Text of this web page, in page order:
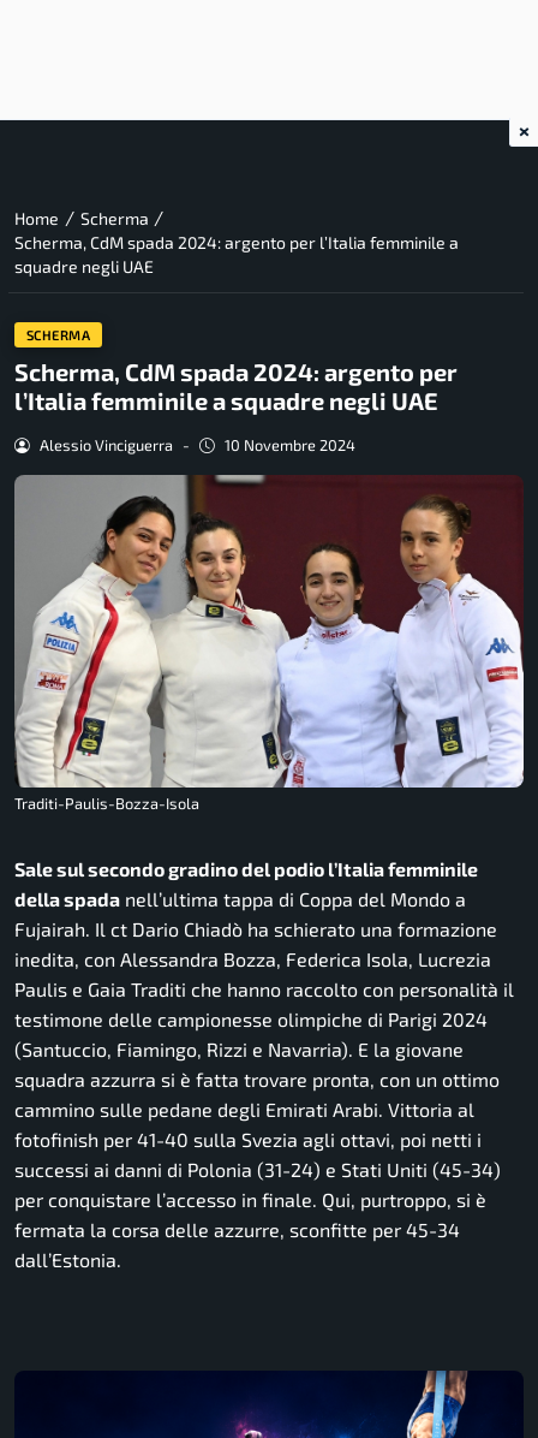
Home / Scherma /
Scherma, CdM spada 2024: argento per l’Italia femminile a
squadre negli UAE
SCHERMA
Scherma, CdM spada 2024: argento per
l’Italia femminile a squadre negli UAE
Alessio Vinciguerra - 10 Novembre 2024
Traditi-Paulis-Bozza-Isola
Sale sul secondo gradino del podio l’Italia femminile
della spada nell’ultima tappa di Coppa del Mondo a
Fujairah. Il ct Dario Chiadò ha schierato una formazione
inedita, con Alessandra Bozza, Federica Isola, Lucrezia
Paulis e Gaia Traditi che hanno raccolto con personalità il
testimone delle campionesse olimpiche di Parigi 2024
(Santuccio, Fiamingo, Rizzi e Navarria). E la giovane
squadra azzurra si è fatta trovare pronta, con un ottimo
cammino sulle pedane degli Emirati Arabi. Vittoria al
fotofinish per 41-40 sulla Svezia agli ottavi, poi netti i
successi ai danni di Polonia (31-24) e Stati Uniti (45-34)
per conquistare l’accesso in finale. Qui, purtroppo, si è
fermata la corsa delle azzurre, sconfitte per 45-34
dall’Estonia.
×